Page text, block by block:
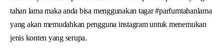
tahan lama maka anda bisa menggunakan tagar #parfumtahanlama
yang akan memudahkan pengguna instagram untuk menemukan
jenis konten yang serupa.